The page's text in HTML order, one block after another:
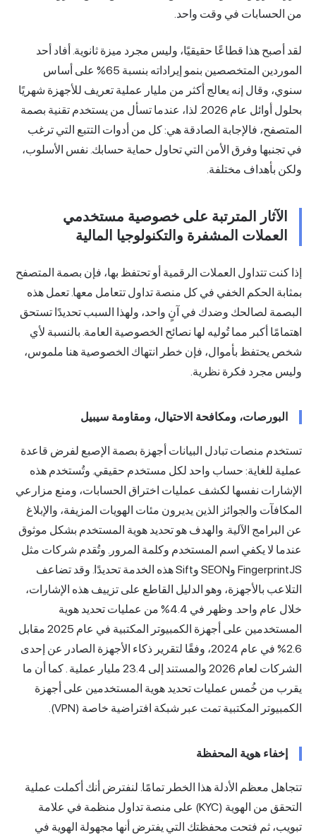
من الحسابات في وقت واحد.
لقد أصبح هذا قطاعًا حقيقيًا، وليس مجرد ميزة ثانوية. أفاد أحد
الموردين المتخصصين بنمو إيراداته بنسبة 65% على أساس
سنوي، وقال إنه يعالج أكثر من مليار عملية تعريف للأجهزة شهريًا
بحلول أوائل عام 2026. لذا، عندما تسأل من يستخدم تقنية بصمة
المتصفح، فالإجابة الصادقة هي: كل من أدوات التتبع التي ترغب
في تجنبها وفرق الأمن التي تحاول حماية حسابك. نفس الأسلوب،
ولكن بأهداف مختلفة.
الآثار المترتبة على خصوصية مستخدمي
العملات المشفرة والتكنولوجيا المالية
إذا كنت تتداول العملات الرقمية أو تحتفظ بها، فإن بصمة المتصفح
بمثابة الحكم الخفي في كل منصة تداول تتعامل معها. تعمل هذه
البصمة لصالحك وضدك في آنٍ واحد، ولهذا السبب تحديدًا تستحق
اهتمامًا أكبر مما تُوليه لها نصائح الخصوصية العامة. بالنسبة لأي
شخص يحتفظ بأموال، فإن خطر انتهاك الخصوصية هنا ملموس،
وليس مجرد فكرة نظرية.
البورصات، ومكافحة الاحتيال، ومقاومة سيبيل
تستخدم منصات تبادل البيانات أجهزة بصمة الإصبع لفرض قاعدة
عملية للغاية: حساب واحد لكل مستخدم حقيقي. وتُستخدم هذه
الإشارات نفسها لكشف عمليات اختراق الحسابات، ومنع مزارعي
المكافآت والجوائز الذين يديرون مئات الهويات المزيفة، والإبلاغ
عن البرامج الآلية. والهدف هو تحديد هوية المستخدم بشكل موثوق
عندما لا يكفي اسم المستخدم وكلمة المرور. وتُقدم شركات مثل
FingerprintJS وSEON وSift هذه الخدمة تحديدًا. وقد تضاعف
التلاعب بالأجهزة، وهو الدليل القاطع على تزييف هذه الإشارات،
خلال عام واحد. وظهر في 4.4% من عمليات تحديد هوية
المستخدمين على أجهزة الكمبيوتر المكتبية في عام 2025 مقابل
2.6% في عام 2024،
وفقًا لتقرير ذكاء الأجهزة الصادر عن إحدى
الشركات لعام 2026 والمستند إلى 23.4 مليار عملية
. كما أن ما
يقرب من خُمس عمليات تحديد هوية المستخدمين على أجهزة
الكمبيوتر المكتبية تمت عبر شبكة افتراضية خاصة (VPN).
إخفاء هوية المحفظة
تتجاهل معظم الأدلة هذا الخطر تمامًا. لنفترض أنك أكملت عملية
التحقق من الهوية (KYC) على منصة تداول منظمة في علامة
تبويب، ثم فتحت محفظتك التي يفترض أنها مجهولة الهوية في